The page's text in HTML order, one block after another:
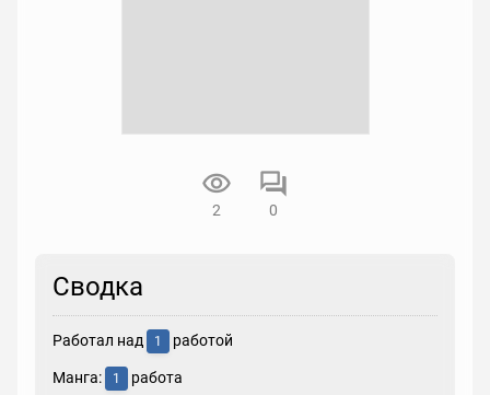
2 0
Сводка
Работал над 1 работой
Манга: 1 работа